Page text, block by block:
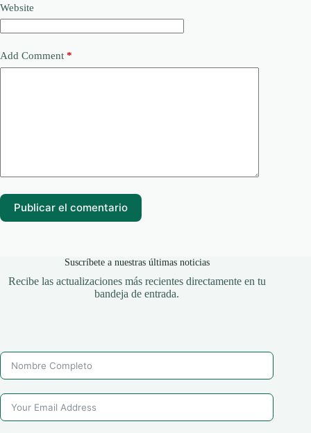
Website
Add Comment *
Publicar el comentario
Suscríbete a nuestras últimas noticias
Recibe las actualizaciones más recientes directamente en tu
bandeja de entrada.